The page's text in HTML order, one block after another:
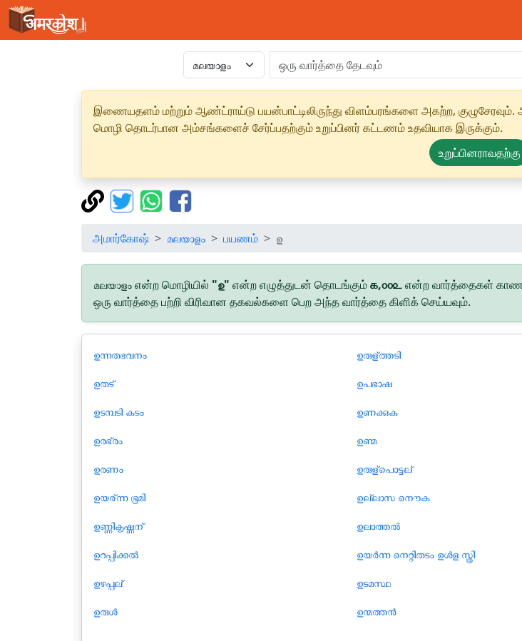
இணையதளம் மற்றும் ஆண்ட்ராய்டு பயன்பாட்டிலிருந்து விளம்பரங்களை அகற்ற,
மொழி தொடர்பான அம்சங்களைச் சேர்ப்பதற்கும் உறுப்பினர் கட்டணம் உதவியாக இருக்கும்.
உறுப்பினராவதற்கு
அமார்கோஷ் മലയാളം பயணம் ഉ
മലയാളം என்ற மொழியில் "ഉ" என்ற எழுத்துடன் தொடங்கும்௧,௦௦௨என்ற வார்த்தைகள்
ஒரு வார்த்தை பற்றி விரிவான தகவல்களை பெற அந்த வார்த்தை கிளிக் செய்யவும்.
ഉന്നതഭവനം
ഉതട്
ഉടമ്പടി കടം
ഉരഭ്രം
ഉരണം
ഉയര്ന്ന ഭൂമി
ഉണ്ണികൃഷ്ണന്
ഉറപ്പിക്കൽ
ഉഴപ്പല്
ഉരുള്‍
ഉരുള്ത്തടി
ഉപഭാഷ
ഉണക്കുക
ഉണ്മ
ഉരുള്പൊട്ടല്
ഉല്ലാസ നൌക
ഉലാത്തല്‍
ഉയര്‍ന്ന നെറ്റിതടം ഉള്‍ള സ്ത്രി
ഉടമസ്ഥ
ഉന്മത്തന്‍